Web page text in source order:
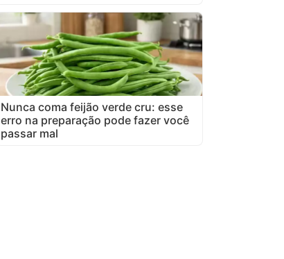
Nunca coma feijão verde cru: esse
erro na preparação pode fazer você
passar mal